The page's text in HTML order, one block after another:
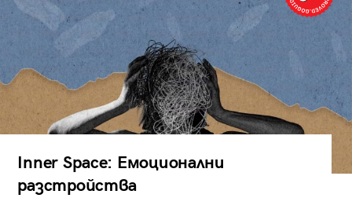
Inner Space: Емоционални
разстройства